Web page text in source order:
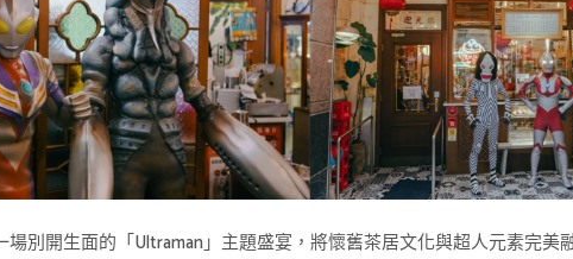
別開生面的「Ultraman」主題盛宴，將懷舊茶居文化與超人元素完美